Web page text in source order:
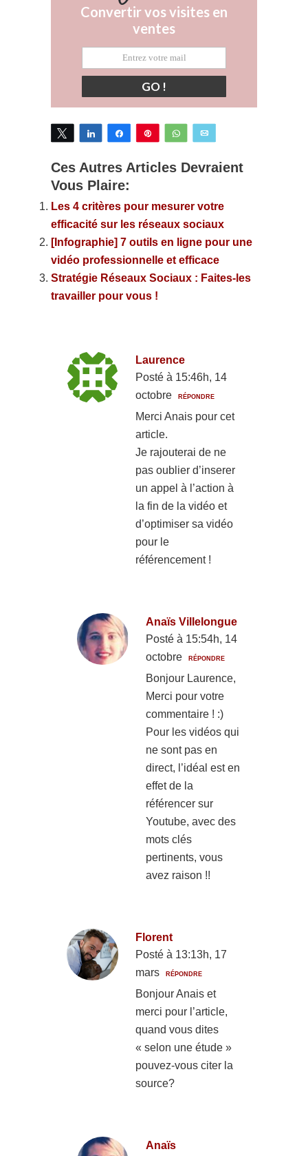
Convertir vos visites en
ventes
GO !
Tweetez Partagez Partagez Épingle WhatsApp
Ces Autres Articles Devraient
Vous Plaire:
Les 4 critères pour mesurer votre
efficacité sur les réseaux sociaux
[Infographie] 7 outils en ligne pour une
vidéo professionnelle et efficace
Stratégie Réseaux Sociaux : Faites-les
travailler pour vous !
Laurence
Posté à 15:46h, 14
octobre
RÉPONDRE
Merci Anais pour cet
article.
Je rajouterai de ne
pas oublier d’inserer
un appel à l’action à
la fin de la vidéo et
d’optimiser sa vidéo
pour le
référencement !
Anaïs Villelongue
Posté à 15:54h, 14
octobre
RÉPONDRE
Bonjour Laurence,
Merci pour votre
commentaire ! :)
Pour les vidéos qui
ne sont pas en
direct, l’idéal est en
effet de la
référencer sur
Youtube, avec des
mots clés
pertinents, vous
avez raison !!
Florent
Posté à 13:13h, 17
mars
RÉPONDRE
Bonjour Anais et
merci pour l’article,
quand vous dites
« selon une étude »
pouvez-vous citer la
source?
Anaïs